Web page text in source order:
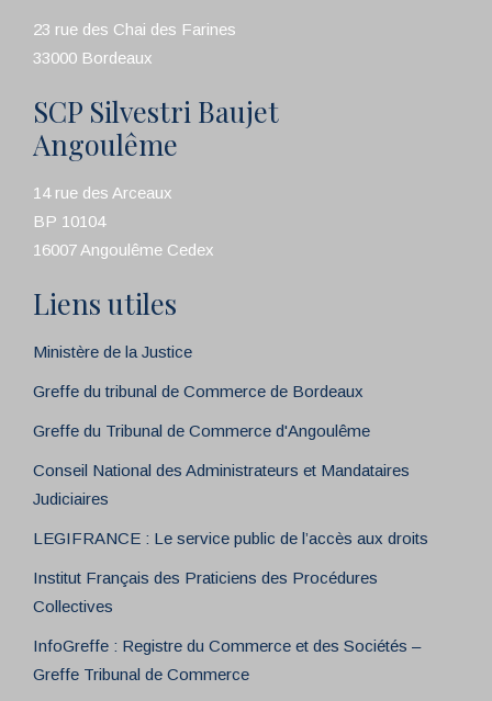
23 rue des Chai des Farines
33000 Bordeaux
SCP Silvestri Baujet
Angoulême
14 rue des Arceaux
BP 10104
16007 Angoulême Cedex
Liens utiles
Ministère de la Justice
Greffe du tribunal de Commerce de Bordeaux
Greffe du Tribunal de Commerce d'Angoulême
Conseil National des Administrateurs et Mandataires
Judiciaires
LEGIFRANCE : Le service public de l’accès aux droits
Institut Français des Praticiens des Procédures
Collectives
InfoGreffe : Registre du Commerce et des Sociétés –
Greffe Tribunal de Commerce